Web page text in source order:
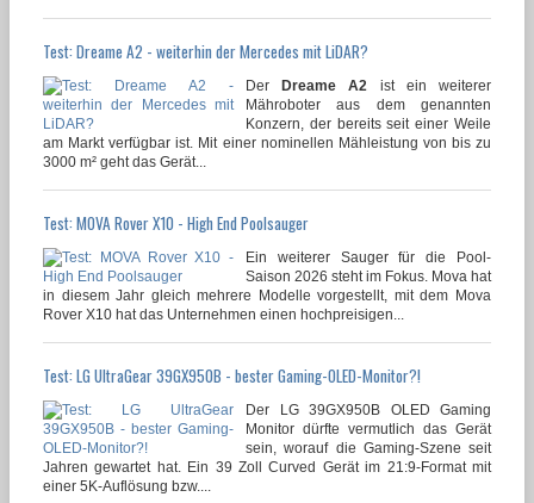
Test: Dreame A2 - weiterhin der Mercedes mit LiDAR?
DerDreame A2
ist ein weiterer
Mähroboter aus dem genannten
Konzern, der bereits seit einer Weile
am Markt verfügbar ist. Mit einer nominellen Mähleistung von bis zu
3000 m² geht das Gerät...
Test: MOVA Rover X10 - High End Poolsauger
Ein weiterer Sauger für die Pool-
Saison 2026 steht im Fokus. Mova hat
in diesem Jahr gleich mehrere Modelle vorgestellt, mit dem Mova
Rover X10 hat das Unternehmen einen hochpreisigen...
Test: LG UltraGear 39GX950B - bester Gaming-OLED-Monitor?!
Der LG 39GX950B OLED Gaming
Monitor dürfte vermutlich das Gerät
sein, worauf die Gaming-Szene seit
Jahren gewartet hat. Ein 39 Zoll Curved Gerät im 21:9-Format mit
einer 5K-Auflösung bzw....